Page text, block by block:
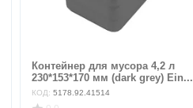
Контейнер для мусора 4,2 л
230*153*170 мм (dark grey) Ein...
КОД: 5178.92.41514